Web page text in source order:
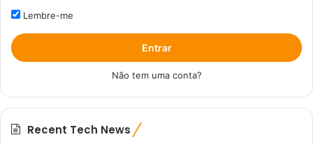
Lembre-me
Entrar
Não tem uma conta?
Recent Tech News